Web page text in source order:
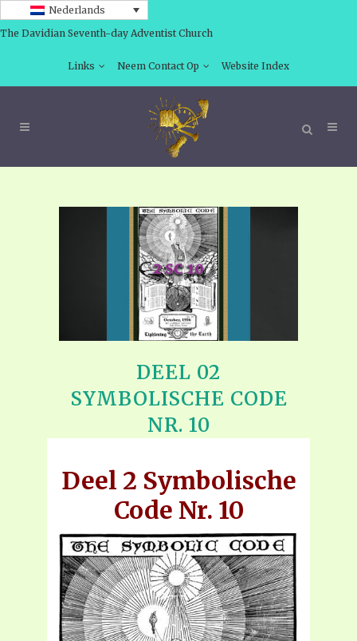
Nederlands
The Davidian Seventh-day Adventist Church
Links Neem Contact Op Website Index
DEEL 02
SYMBOLISCHE CODE
NR. 10
Deel 2 Symbolische
Code Nr. 10